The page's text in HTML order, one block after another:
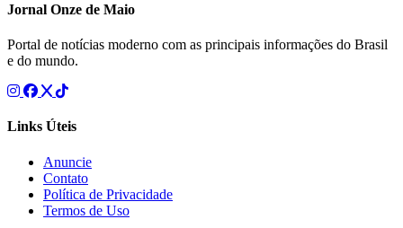
Jornal Onze de Maio
Portal de notícias moderno com as principais informações do Brasil
e do mundo.
Links Úteis
Anuncie
Contato
Política de Privacidade
Termos de Uso